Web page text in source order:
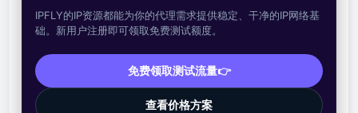
IPFLY的IP资源都能为你的代理需求提供稳定、干净的IP网络基
础。新用户注册即可领取免费测试额度。
免费领取测试流量👉
查看价格方案